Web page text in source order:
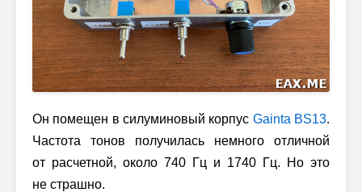
Он помещен в силуминовый корпус Gainta BS13.
Частота тонов получилась немного отличной
от расчетной, около 740 Гц и 1740 Гц. Но это
не страшно.